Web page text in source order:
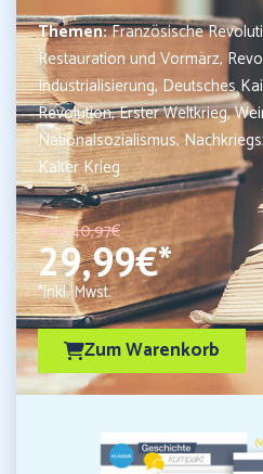
Themen:Französische
Restauration und Vormärz,
Industrialisierung, Deutsches
Revolution, Erster Weltkrieg,
Nationalsozialismus,
Kalter Krieg
statt 40,97€
29,99€*
*inkl. Mwst.
Zum Warenkorb